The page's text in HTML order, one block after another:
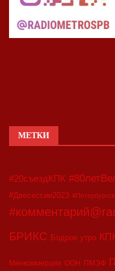
МЕТКИ
#20съездКПК
#Двесессии2023
БРИКС Бодрое утро
Минкоммерции ООН ПМЭФ